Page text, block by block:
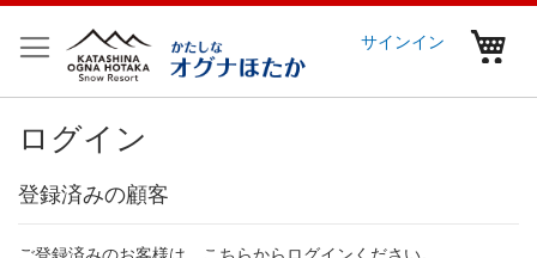
ン
テ
に
キ
ッ
サインイン
ログイン
登録済みの顧客